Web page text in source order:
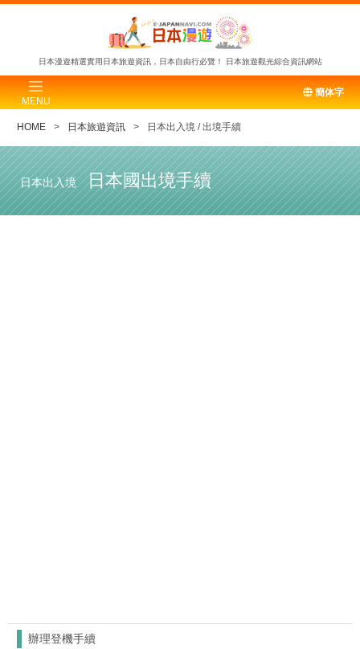
日本漫遊精選實用日本旅遊資訊，日本自由行必覽！ 日本旅遊觀光綜合資訊網站
MENU
簡体字
HOME 日本旅遊資訊 日本出入境 / 出境手續
日本出入境日本國出境手續
辦理登機手續